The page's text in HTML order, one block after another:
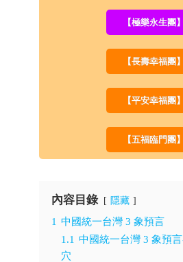
【極樂永生團】
【長壽幸福團】
【平安幸福團】
【五福臨門團】
內容目錄 隱藏
1 中國統一台灣 3 象預言
1.1 中國統一台灣 3 象預
穴